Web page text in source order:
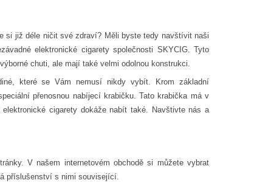
si již déle ničit své zdraví? Měli byste tedy navštívit naši
elektronické cigarety společnosti SKYCIG. Tyto
chuti, ale mají také velmi odolnou konstrukci.
které se Vám nemusí nikdy vybít. Krom základní
přenosnou nabíjecí krabičku. Tato krabička má v
cigarety dokáže nabít také. Navštivte nás a
V našem internetovém obchodě si můžete vybrat
příslušenství s nimi související.